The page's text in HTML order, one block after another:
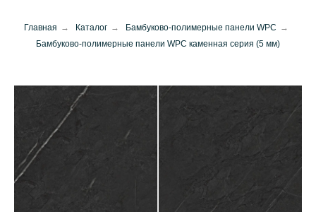
Главная → Каталог → Бамбуково-полимерные панели WPC →
Бамбуково-полимерные панели WPC каменная серия (5 мм)